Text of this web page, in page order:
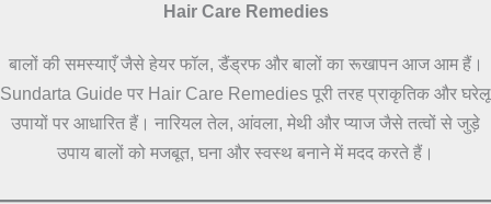
Hair Care Remedies
बालों की समस्याएँ जैसे हेयर फॉल, डैंड्रफ और बालों का रूखापन आज आम हैं।
Sundarta Guide पर Hair Care Remedies पूरी तरह प्राकृतिक और घरेलू
उपायों पर आधारित हैं। नारियल तेल, आंवला, मेथी और प्याज जैसे तत्वों से जुड़े
उपाय बालों को मजबूत, घना और स्वस्थ बनाने में मदद करते हैं।